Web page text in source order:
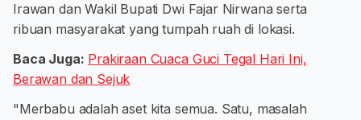
Irawan dan Wakil Bupati Dwi Fajar Nirwana serta
ribuan masyarakat yang tumpah ruah di lokasi.
Baca Juga: Prakiraan Cuaca Guci Tegal Hari Ini,
Berawan dan Sejuk
"Merbabu adalah aset kita semua. Satu, masalah